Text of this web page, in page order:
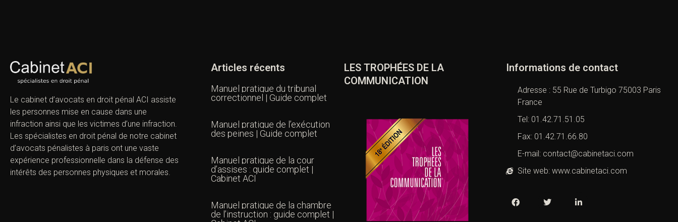
Le cabinet d’avocats en droit pénal ACI assiste
les personnes mise en cause dans une
infraction ainsi que les victimes d’une infraction.
Les spécialistes en droit pénal de notre cabinet
d’avocats pénalistes à paris ont une vaste
expérience professionnelle dans la défense des
intérêts des personnes physiques et morales.
Articles récents
Manuel pratique du tribunal
correctionnel | Guide complet
Manuel pratique de l’exécution
des peines | Guide complet
Manuel pratique de la cour
d’assises : guide complet |
Cabinet ACI
Manuel pratique de la chambre
de l’instruction : guide complet |
LES TROPHÉES DE LA
COMMUNICATION
Informations de contact
Adresse : 55 Rue de Turbigo 75003 Paris
France
Tel: 01.42.71.51.05
Fax: 01.42.71.66.80
E-mail: contact@cabinetaci.com
Site web: www.cabinetaci.com